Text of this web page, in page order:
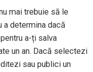
mai trebuie să le
a determina dacă
a-ți salva
un an. Dacă selectezi
sau publici un